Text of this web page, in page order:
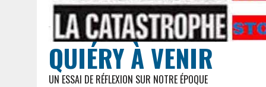
QUIÉRY À VENIR
UN ESSAI DE RÉFLEXION SUR NOTRE ÉPOQUE